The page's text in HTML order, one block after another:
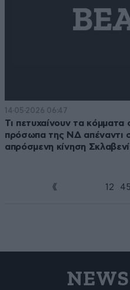
14·05·2026 06:47
Τι πετυχαίνουν τα κόμματα
πρόσωπα της ΝΔ απέναντι
απρόσμενη κίνηση
1 2 4 5